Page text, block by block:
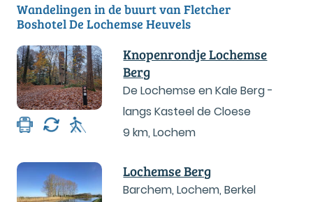
Wandelingen in de buurt van Fletcher
Boshotel De Lochemse Heuvels
Knopenrondje Lochemse
Berg
De Lochemse en Kale Berg -
langs Kasteel de Cloese
9 km,Lochem
Lochemse Berg
Barchem, Lochem, Berkel